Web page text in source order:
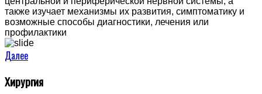
также изучает механизмы их развития, симптоматику и
возможные способы диагностики, лечения или
профилактики
Далее
Хирургия